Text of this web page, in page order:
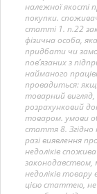
належної якості
покупки.
статті 1. п.22
фізична особа,
придбати чи
пов’язаних з
найманого
провадиться:
товарний вигляд,
розрахунковий
товаром. умови
стаття 8. Згідно
разі виявлення
недоліків
законодавством,
недоліків
цією статтею, не